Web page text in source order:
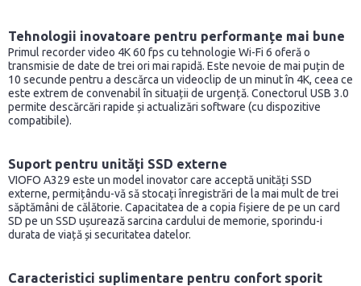
Tehnologii inovatoare pentru performanțe mai bune
Primul recorder video 4K 60 fps cu tehnologie Wi-Fi 6 oferă o
transmisie de date de trei ori mai rapidă. Este nevoie de mai puțin de
10 secunde pentru a descărca un videoclip de un minut în 4K, ceea ce
este extrem de convenabil în situații de urgență. Conectorul USB 3.0
permite descărcări rapide și actualizări software (cu dispozitive
compatibile).
Suport pentru unități SSD externe
VIOFO A329 este un model inovator care acceptă unități SSD
externe, permițându-vă să stocați înregistrări de la mai mult de trei
săptămâni de călătorie. Capacitatea de a copia fișiere de pe un card
SD pe un SSD ușurează sarcina cardului de memorie, sporindu-i
durata de viață și securitatea datelor.
Caracteristici suplimentare pentru confort sporit